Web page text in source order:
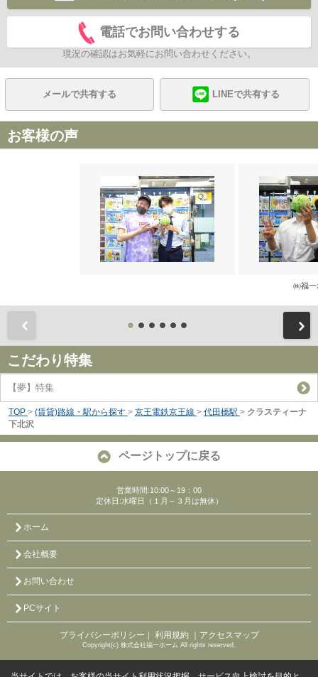
電話でお問い合わせする
現況の確認はお気軽にお問い合わせください。
メールで共有する LINEで共有する
お客様の声
㈱福一
こだわり特集
【夢】特集
TOP > (賃貸)路線・駅から探す > 京王電鉄京王線 > 代田橋駅 > クラスティーナ
下北沢
ページトップに戻る
営業時間:10:00～19：00
定休日:水曜日（１月～３月は無休）
ホーム
会社概要
お問い合わせ
PCサイト
プライバシーポリシー ｜ 利用規約 ｜アクセスマップ
Copyright(c) 株式会社福一ホーム All rights reserved.